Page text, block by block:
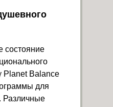
состояние
Planet Balance
для
Различные